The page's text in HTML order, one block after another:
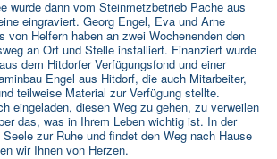
wurde dann vom Steinmetzbetrieb Pache aus
eingraviert. Georg Engel, Eva und Arne
von Helfern haben an zwei Wochenenden den
an Ort und Stelle installiert. Finanziert wurde
dem Hitdorfer Verfügungsfond und einer
Engel aus Hitdorf, die auch Mitarbeiter,
teilweise Material zur Verfügung stellte.
eingeladen, diesen Weg zu gehen, zu verweilen
das, was in Ihrem Leben wichtig ist. In der
zur Ruhe und findet den Weg nach Hause
wir Ihnen von Herzen.